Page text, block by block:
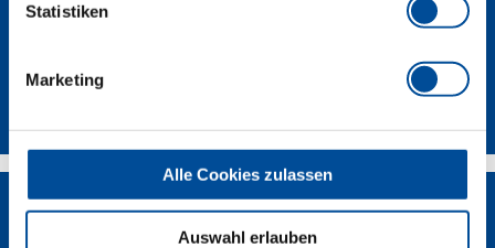
Statistiken
Marketing
Alle Cookies zulassen
Auswahl erlauben